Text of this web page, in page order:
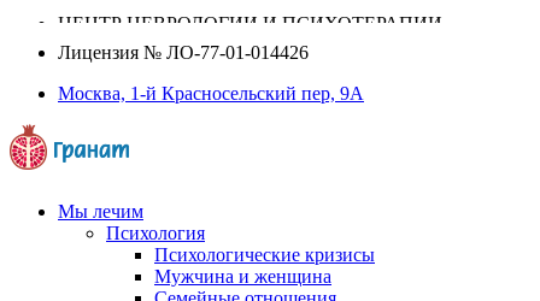
ЦЕНТР НЕВРОЛОГИИ И ПСИХОТЕРАПИИ
Лицензия № ЛО-77-01-014426
Москва, 1-й Красносельский пер, 9А
Мы лечим
Психология
Психологические кризисы
Мужчина и женщина